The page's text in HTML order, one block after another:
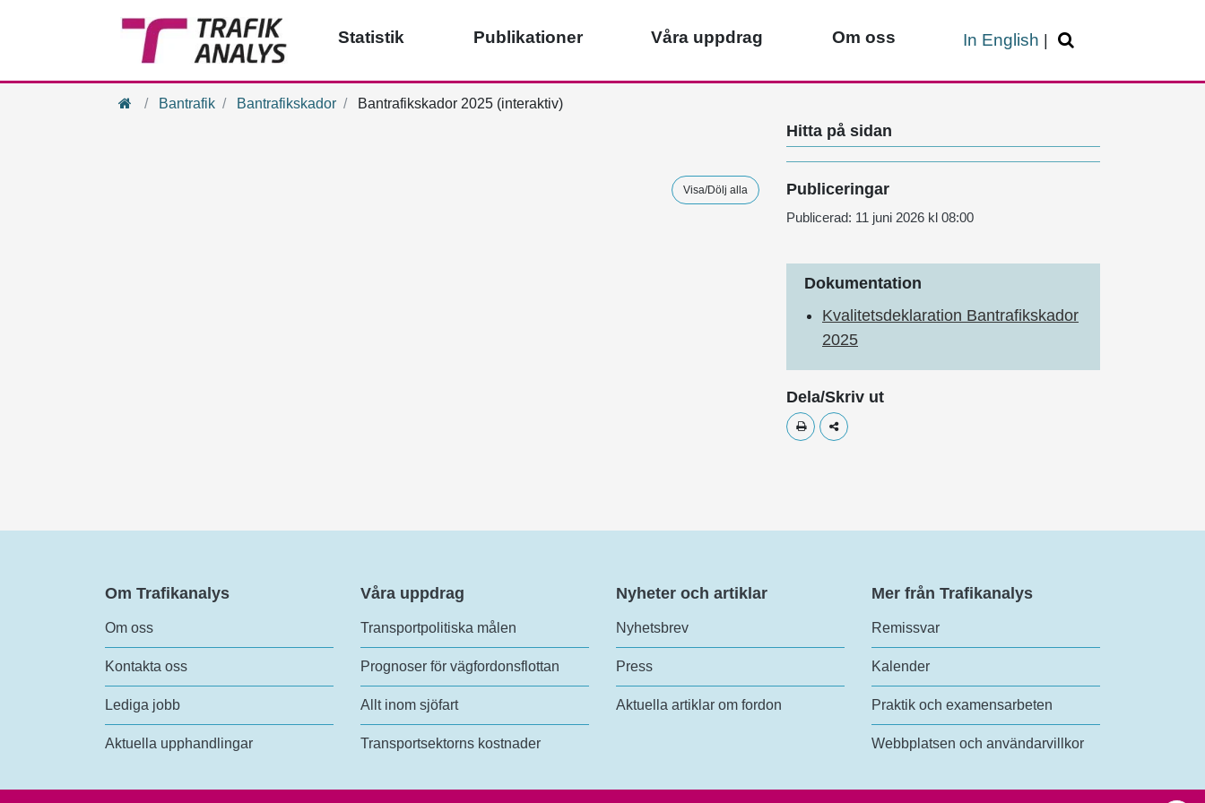
Statistik Publikationer Våra uppdrag Om oss In English
HemBantrafik Bantrafikskador Bantrafikskador 2025 (interaktiv)
Visa/Dölj alla
Hitta på sidan
Publiceringar
Publicerad: 11 juni 2026 kl 08:00
Dokumentation
Kvalitetsdeklaration Bantrafikskador
2025
Dela/Skriv ut
Skriv utDela
Om Trafikanalys
Om oss
Kontakta oss
Lediga jobb
Aktuella upphandlingar
Våra uppdrag
Transportpolitiska målen
Prognoser för vägfordonsflottan
Allt inom sjöfart
Transportsektorns kostnader
Nyheter och artiklar
Nyhetsbrev
Press
Aktuella artiklar om fordon
Mer från Trafikanalys
Remissvar
Kalender
Praktik och examensarbeten
Webbplatsen och användarvillkor